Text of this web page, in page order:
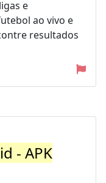
e
ao vivo e
resultados
- APK